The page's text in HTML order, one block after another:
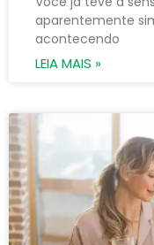
aparentemente
acontecendo
LEIA MAIS »